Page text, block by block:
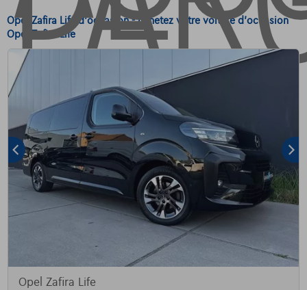
Opel Zafira Life d'occasion - Achetez votre voiture d'occasion
Opel Zafira Life
Opel Zafira Life